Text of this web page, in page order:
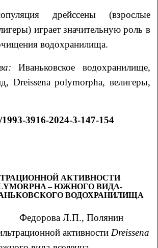
дрейссены (взрослые
играет значительную роль в
водохранилища.
Иваньковское водохранилище,
Dreissena polymorpha, велигеры,
3916-2024-3-147-154
АКТИВНОСТИ
– ЮЖНОГО ВИДА-
ВОДОХРАНИЛИЩА
Федорова Л.П., Полянин
активности Dreissena